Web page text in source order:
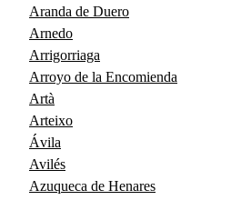
Aranda de Duero
Arnedo
Arrigorriaga
Arroyo de la Encomienda
Artà
Arteixo
Ávila
Avilés
Azuqueca de Henares